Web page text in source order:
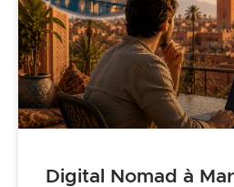
Digital Nomad à